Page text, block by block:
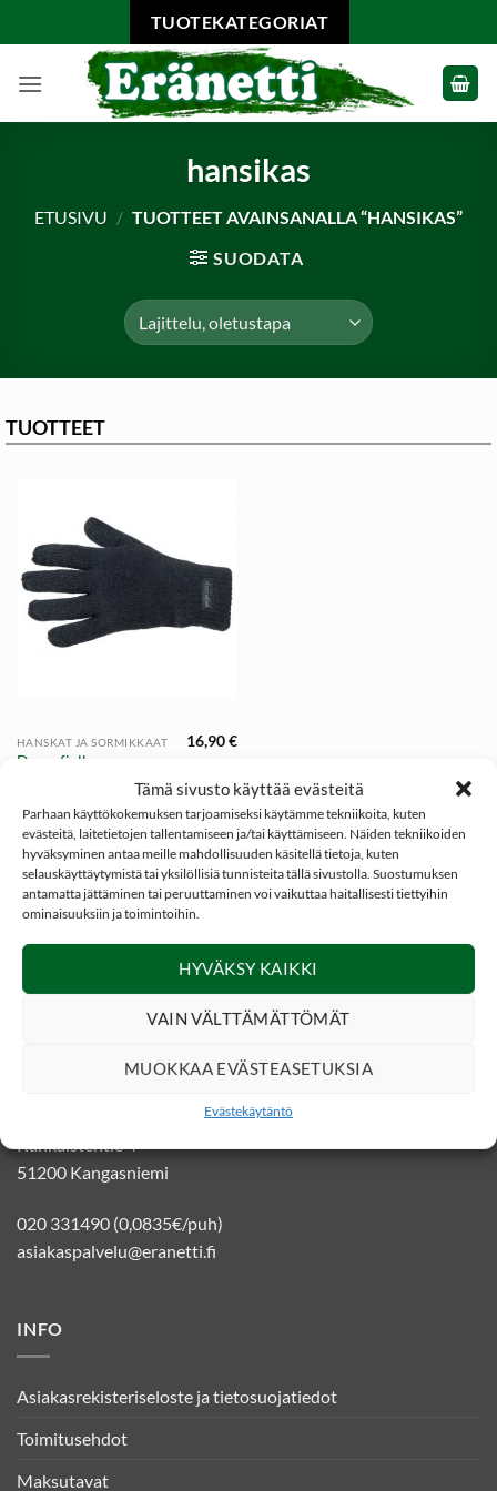
Tämä sivusto käyttää evästeitä
Parhaan käyttökokemuksen tarjoamiseksi käytämme tekniikoita, kuten
evästeitä, laitetietojen tallentamiseen ja/tai käyttämiseen. Näiden tekniikoiden
hyväksyminen antaa meille mahdollisuuden käsitellä tietoja, kuten
selauskäyttäytymistä tai yksilöllisiä tunnisteita tällä sivustolla. Suostumuksen
antamatta jättäminen tai peruuttaminen voi vaikuttaa haitallisesti tiettyihin
ominaisuuksiin ja toimintoihin.
HYVÄKSY KAIKKI
VAIN VÄLTTÄMÄTTÖMÄT
MUOKKAA EVÄSTEASETUKSIA
Evästekäytäntö
to
TUOTEKATEGORIAT
hansikas
ETUSIVU / TUOTTEET AVAINSANALLA “HANSIKAS”
SUODATA
TUOTTEET
HANSKAT JA SORMIKKAAT
Dovrefjell
16,90€
SOSIAALINEN MEDIA
Kankaistentie 4
51200 Kangasniemi
020 331490 (0,0835€/puh)
asiakaspalvelu@eranetti.fi
INFO
Asiakasrekisteriseloste ja tietosuojatiedot
Toimitusehdot
Maksutavat